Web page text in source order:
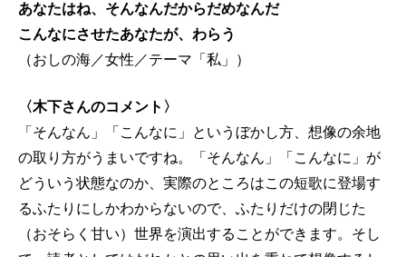
あなたはね、そんなんだからだめなんだ
こんなにさせたあなたが、わらう
（おしの海／女性／テーマ「私」）
〈木下さんのコメント〉
「そんなん」「こんなに」というぼかし方、想像の余地
の取り方がうまいですね。「そんなん」「こんなに」が
どういう状態なのか、実際のところはこの短歌に登場す
るふたりにしかわからないので、ふたりだけの閉じた
（おそらく甘い）世界を演出することができます。そし